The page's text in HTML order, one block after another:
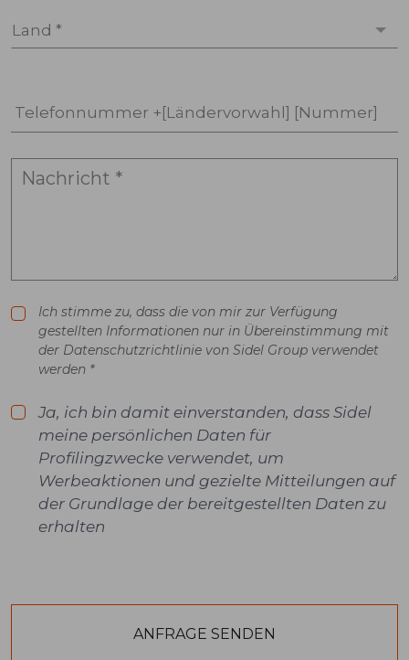
Land *
Telefonnummer +[Ländervorwahl] [Nummer]
Ich stimme zu, dass die von mir zur Verfügung
gestellten Informationen nur in Übereinstimmung mit
der Datenschutzrichtlinie von Sidel Group verwendet
werden *
Ja, ich bin damit einverstanden, dass Sidel
meine persönlichen Daten für
Profilingzwecke verwendet, um
Werbeaktionen und gezielte Mitteilungen auf
der Grundlage der bereitgestellten Daten zu
erhalten